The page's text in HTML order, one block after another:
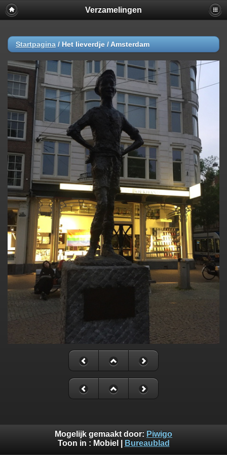
Verzamelingen
Startpagina / Het lieverdje / Amsterdam
Mogelijk gemaakt door: Piwigo
Toon in : Mobiel Bureaublad